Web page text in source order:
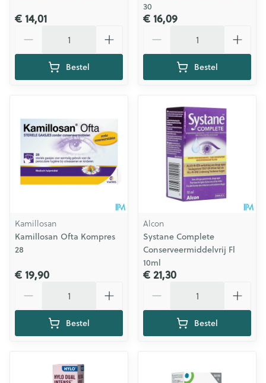
€ 14,01
Bestel
30
€ 16,09
Bestel
Kamillosan
Kamillosan Ofta Kompres
28
€ 19,90
Bestel
Alcon
Systane Complete
Conserveermiddelvrij Fl
10ml
€ 21,30
Bestel